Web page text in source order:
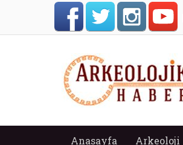
Anasayfa Arkeoloji